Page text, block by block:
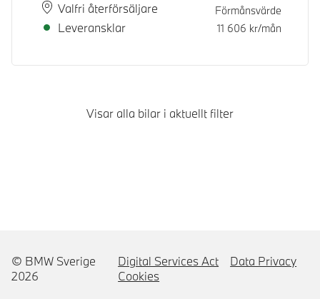
PlatsValfri återförsäljare
Leveranstid
Leveransklar
Förmånsvärde
11 606 kr/mån
Visar alla bilar i aktuellt filter
© BMW Sverige
2026
Digital Services Act
Data Privacy
Cookies